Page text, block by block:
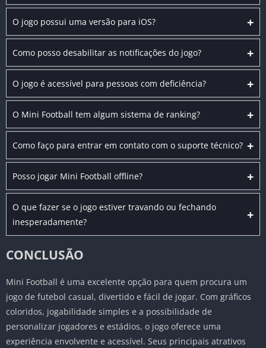
+
O jogo possui uma versão para iOS?
+
Como posso desabilitar as notificações do jogo?
+
O jogo é acessível para pessoas com deficiência?
+
O Mini Football tem algum sistema de ranking?
+
Como faço para entrar em contato com o suporte técnico?
+
Posso jogar Mini Football offline?
+
O que fazer se o jogo estiver travando ou fechando
inesperadamente?
CONCLUSÃO
Mini Football é uma excelente opção para quem procura um
jogo de futebol casual, divertido e fácil de jogar. Com gráficos
coloridos, jogabilidade simples e a possibilidade de
personalizar jogadores e estádios, o jogo oferece uma
experiência envolvente e acessível. Seus principais atrativos